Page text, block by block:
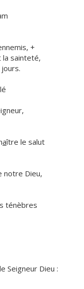
+
la sainteté,
aître le salut
notre Dieu,
ténèbres
Seigneur Dieu :